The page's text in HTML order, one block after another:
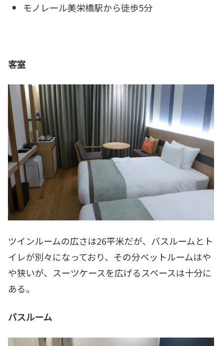
モノレール美栄橋駅から徒歩5分
客室
ツインルームの広さは26平米だが、バスルームとト
イレが別々になっており、その分ベットルームはや
や狭いが、スーツケースを広げるスペースは十分に
ある。
バスルーム